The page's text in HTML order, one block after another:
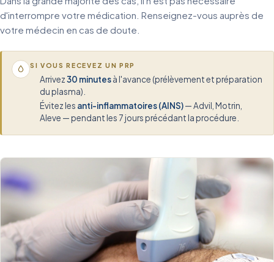
d'interrompre votre médication. Renseignez-vous auprès de
votre médecin en cas de doute.
SI VOUS RECEVEZ UN PRP
Arrivez30 minutesà l'avance (prélèvement et préparation
du plasma).
Évitez les anti-inflammatoires (AINS)— Advil, Motrin,
Aleve — pendant les 7 jours précédant la procédure.